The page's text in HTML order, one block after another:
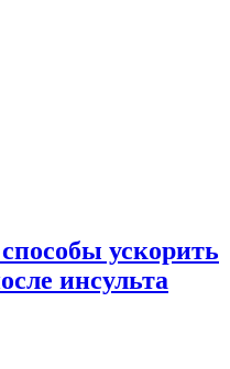
ускорить
инсульта